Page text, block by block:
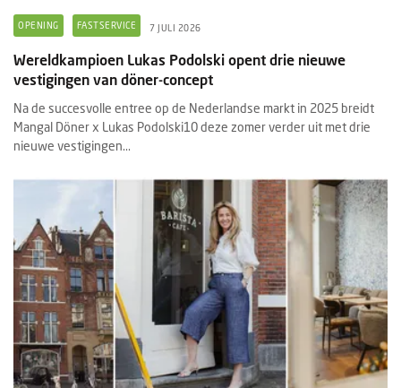
OPENING FASTSERVICE 7 JULI 2026
Wereldkampioen Lukas Podolski opent drie nieuwe
vestigingen van döner-concept
Na de succesvolle entree op de Nederlandse markt in 2025 breidt
Mangal Döner x Lukas Podolski10 deze zomer verder uit met drie
nieuwe vestigingen...